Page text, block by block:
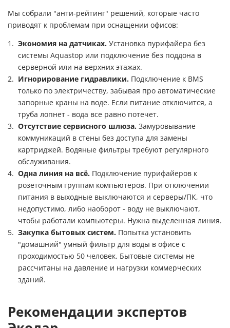
Мы собрали "анти-рейтинг" решений, которые часто
приводят к проблемам при оснащении офисов:
Экономия на датчиках. Установка пурифайера без
системы Aquastop или подключение без поддона в
серверной или на верхних этажах.
Игнорирование гидравлики. Подключение к BMS
только по электричеству, забывая про автоматические
запорные краны на воде. Если питание отключится, а
труба лопнет - вода все равно потечет.
Отсутствие сервисного шлюза. Замуровывание
коммуникаций в стены без доступа для замены
картриджей. Водяные фильтры требуют регулярного
обслуживания.
Одна линия на всё. Подключение пурифайеров к
розеточным группам компьютеров. При отключении
питания в выходные выключаются и серверы/ПК, что
недопустимо, либо наоборот - воду не выключают,
чтобы работали компьютеры. Нужна выделенная линия.
Закупка бытовых систем. Попытка установить
"домашний" умный фильтр для воды в офисе с
проходимостью 50 человек. Бытовые системы не
рассчитаны на давление и нагрузки коммерческих
зданий.
Рекомендации экспертов